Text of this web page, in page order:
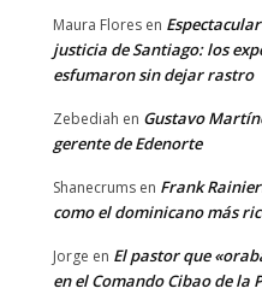
Maura Flores en
justicia de Santiago: los
esfumaron sin dejar rastro
Zebediah en Gustavo
gerente de Edenorte
Shanecrums en Frank
como el dominicano más
Jorge en El pastor que
en el Comando Cibao de la